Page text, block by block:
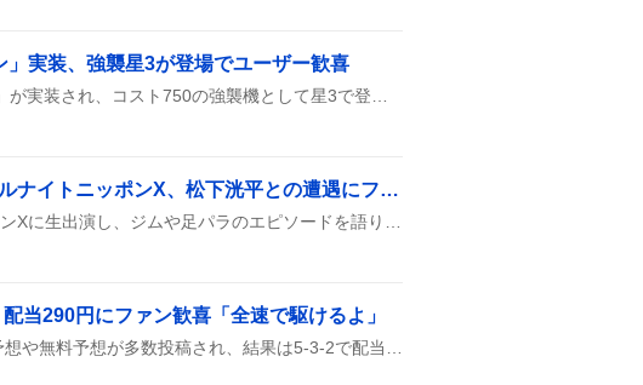
実装、強襲星3が登場でユーザー歓喜
「正源司陽子」生出演のオールナイトニッポンX、松下洸平との遭遇にファン歓喜
当290円にファン歓喜「全速で駆けるよ」